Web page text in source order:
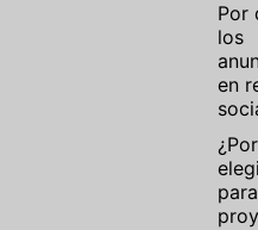
Por
los
en